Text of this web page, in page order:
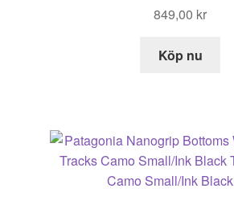
849,00 kr
Köp nu